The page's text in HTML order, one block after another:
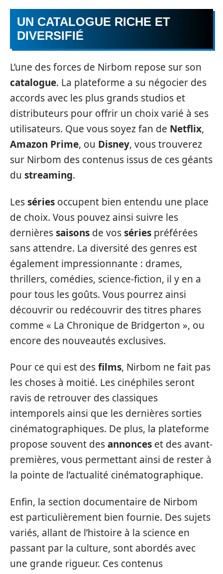
UN CATALOGUE RICHE ET
DIVERSIFIÉ
L’une des forces de Nirbom repose sur son
catalogue. La plateforme a su négocier des
accords avec les plus grands studios et
distributeurs pour offrir un choix varié à ses
utilisateurs. Que vous soyez fan de Netflix,
Amazon Prime, ou Disney, vous trouverez
sur Nirbom des contenus issus de ces géants
du streaming.
Lesséries occupent bien entendu une place
de choix. Vous pouvez ainsi suivre les
dernièressaisons de vosséries préférées
sans attendre. La diversité des genres est
également impressionnante : drames,
thrillers, comédies, science-fiction, il y en a
pour tous les goûts. Vous pourrez ainsi
découvrir ou redécouvrir des titres phares
comme « La Chronique de Bridgerton », ou
encore des nouveautés exclusives.
Pour ce qui est desfilms, Nirbom ne fait pas
les choses à moitié. Les cinéphiles seront
ravis de retrouver des classiques
intemporels ainsi que les dernières sorties
cinématographiques. De plus, la plateforme
propose souvent desannonces et des avant-
premières, vous permettant ainsi de rester à
la pointe de l’actualité cinématographique.
Enfin, la section documentaire de Nirbom
est particulièrement bien fournie. Des sujets
variés, allant de l’histoire à la science en
passant par la culture, sont abordés avec
une grande rigueur. Ces contenus